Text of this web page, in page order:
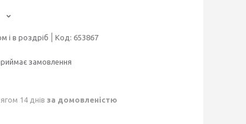
і в роздріб Код: 653867
замовлення
14 днів за домовленістю